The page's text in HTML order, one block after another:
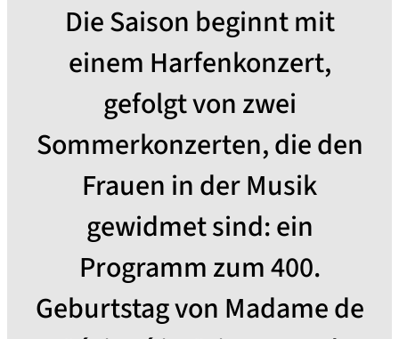
Die Saison beginnt mit
einem Harfenkonzert,
gefolgt von zwei
Sommerkonzerten, die den
Frauen in der Musik
gewidmet sind: ein
Programm zum 400.
Geburtstag von Madame de